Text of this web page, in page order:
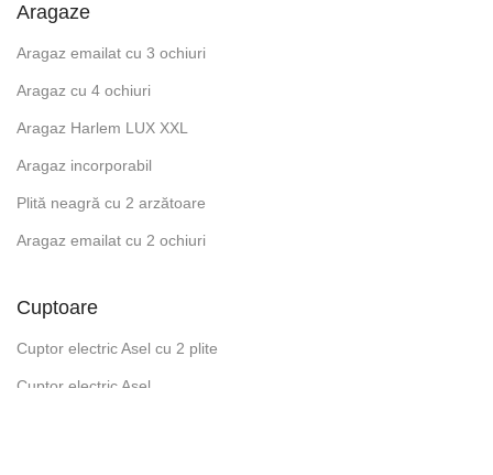
Aragaze
Aragaz emailat cu 3 ochiuri
Aragaz cu 4 ochiuri
Aragaz Harlem LUX XXL
Aragaz incorporabil
Plită neagră cu 2 arzătoare
Aragaz emailat cu 2 ochiuri
Cuptoare
Cuptor electric Asel cu 2 plite
Cuptor electric Asel